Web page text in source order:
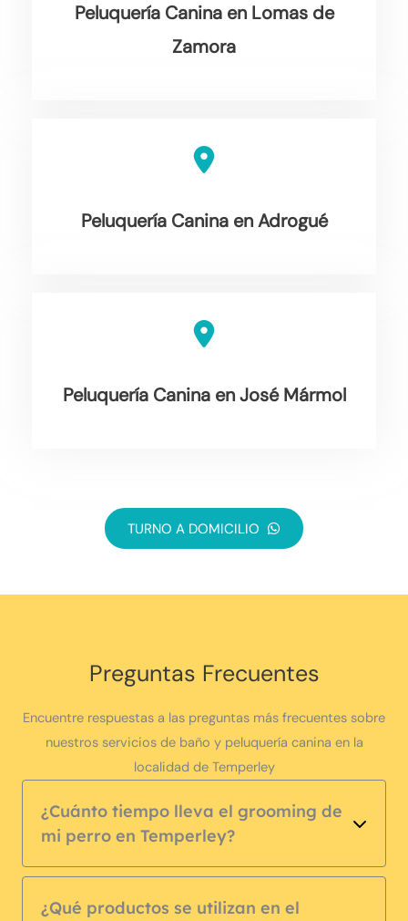
Peluquería Canina en Lomas de
Zamora
Peluquería Canina en Adrogué
Peluquería Canina en José Mármol
TURNO A DOMICILIO
Preguntas Frecuentes
Encuentre respuestas a las preguntas más frecuentes sobre
nuestros servicios de baño y peluquería canina en la
localidad de Temperley
¿Cuánto tiempo lleva el grooming de
mi perro en Temperley?
¿Qué productos se utilizan en el